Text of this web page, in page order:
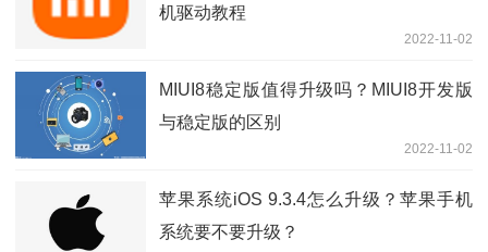
机驱动教程
2022-11-02
MIUI8稳定版值得升级吗？MIUI8开发版
与稳定版的区别
2022-11-02
苹果系统iOS 9.3.4怎么升级？苹果手机
系统要不要升级？